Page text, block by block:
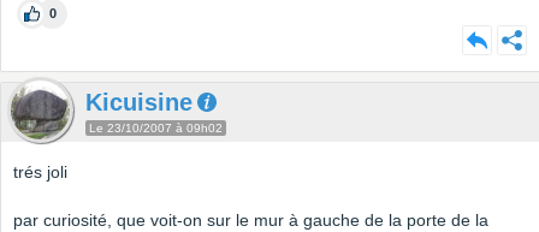
0
Kicuisine
Le 23/10/2007 à 09h02
trés joli
par curiosité, que voit-on sur le mur à gauche de la porte de la